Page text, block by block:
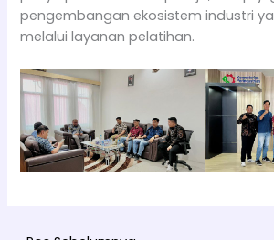
pengembangan ekosistem industri
melalui layanan pelatihan.